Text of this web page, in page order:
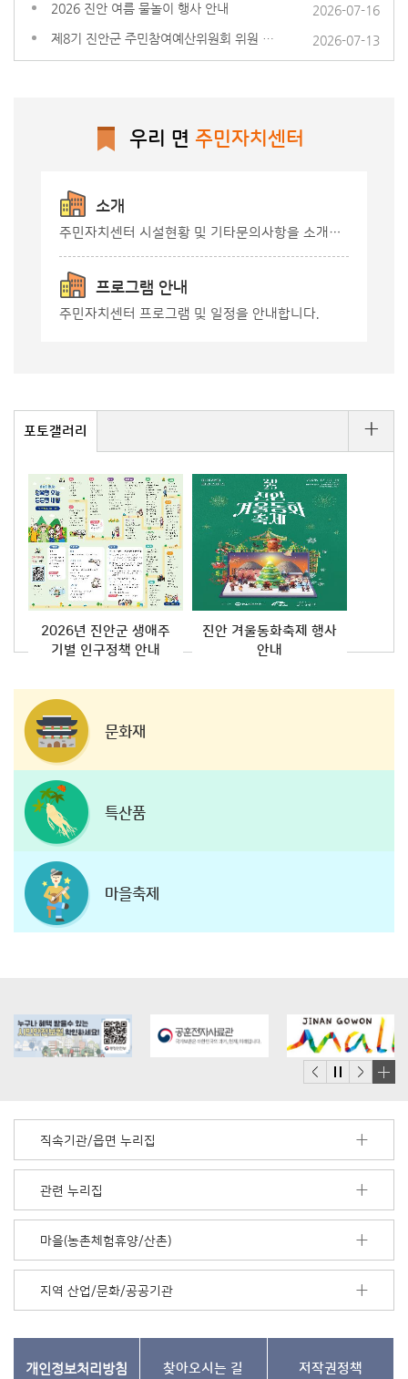
2026 진안 여름 물놀이 행사 안내
2026-07-16
제8기 진안군 주민참여예산위원회 위원 공개모집
2026-07-13
우리 면 주민자치센터
소개
주민자치센터 시설현황 및 기타문의사항을 소개합니다.
프로그램 안내
주민자치센터 프로그램 및 일정을 안내합니다.
포토갤러리 +
2026년 진안군 생애주
기별 인구정책 안내
진안 겨울동화축제 행사
안내
문화재
특산품
마을축제
더
기
직속기관/읍면 누리집
관련 누리집
마을(농촌체험휴양/산촌)
지역 산업/문화/공공기관
개인정보처리방침 찾아오시는 길 저작권정책